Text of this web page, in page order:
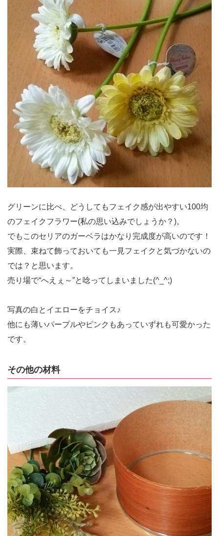
グリーンに比べ、どうしてもフェイク感が出やすい100均
のフェイクフラワー(私の思い込みでしょうか？)。
でもこのセリアのガーベラはかなり完成度が高いのです！
実際、束ねて飾っておいても一見フェイクと気づかないの
では？と思います。
売り場で“へえぇ～”と唸ってしまいました(^_^;)
写真の白とイエローをチョイス♪
他にも薄いパープルやピンクもあっていずれも可愛かった
です。
その他の材料